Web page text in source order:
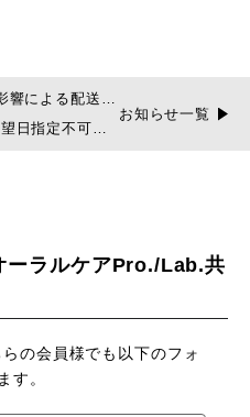
響による配送遅
日指定不可の
お知らせ一覧
ーラルケアPro./Lab.共
の会員様でも以下のフォ
す。